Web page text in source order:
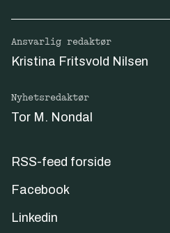
Ansvarlig redaktør
Kristina Fritsvold Nilsen
Nyhetsredaktør
Tor M. Nondal
RSS-feed forside
Facebook
Linkedin